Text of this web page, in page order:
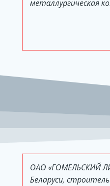
металлургическая
ОАО «ГОМЕЛЬСКИЙ
Беларуси,